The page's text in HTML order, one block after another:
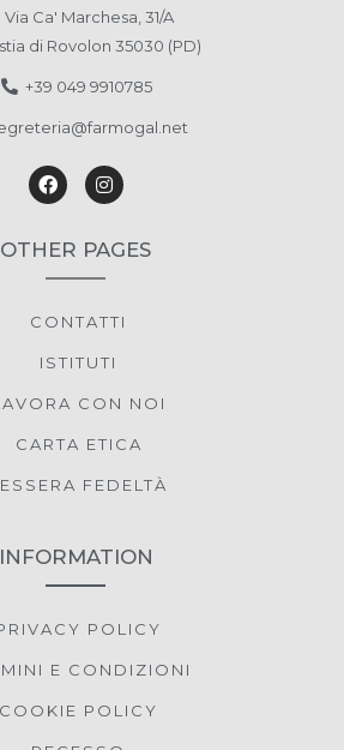
Via Ca' Marchesa, 31/A
di Rovolon 35030 (PD)
+39 049 9910785
OTHER PAGES
CONTATTI
ISTITUTI
CON NOI
CARTA ETICA
FEDELTÀ
INFORMATION
POLICY
E CONDIZIONI
COOKIE POLICY